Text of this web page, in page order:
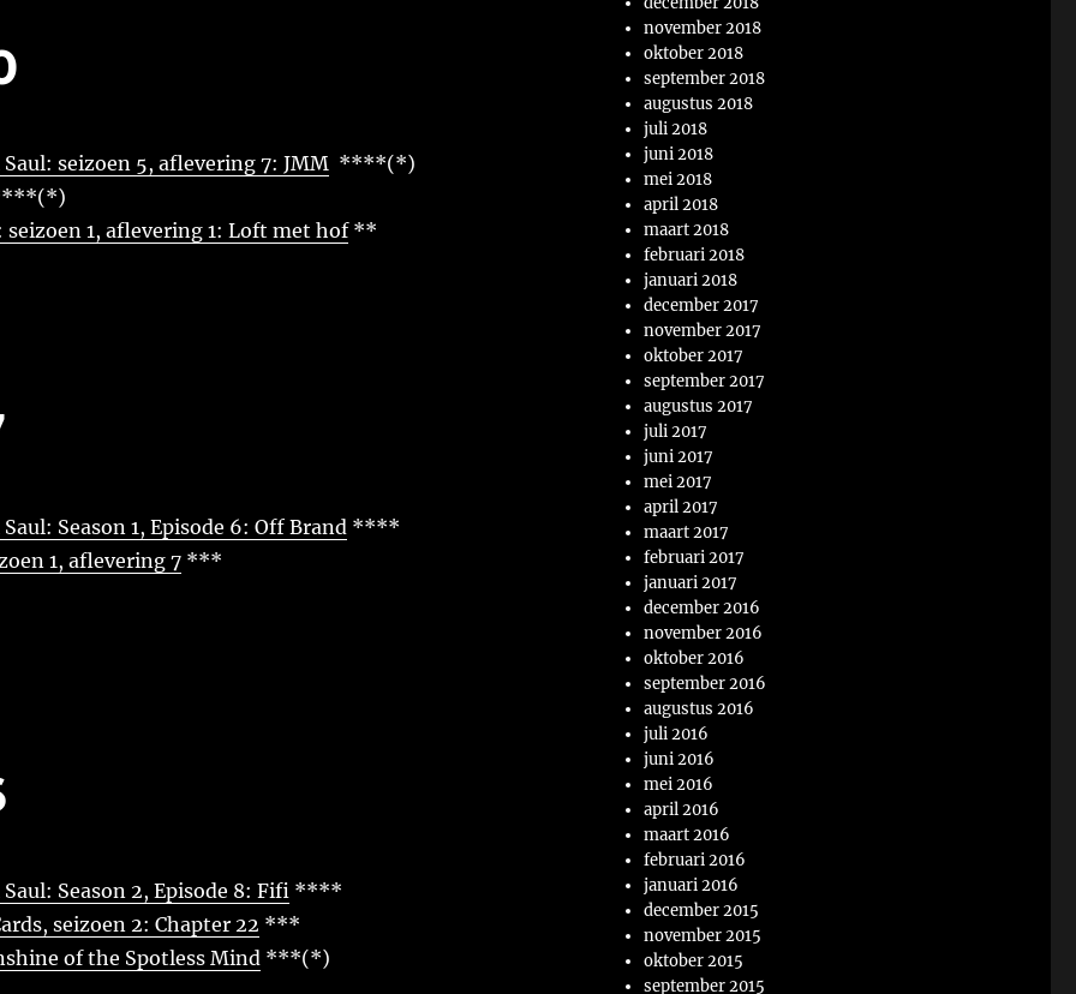
seizoen 5, aflevering 7: JMM****(*)
seizoen 1, aflevering 1: Loft met hof**
Season 1, Episode 6: Off Brand****
1, aflevering 7***
Season 2, Episode 8: Fifi****
seizoen 2: Chapter 22 ***
of the Spotless Mind***(*)
november 2018
oktober 2018
september 2018
augustus 2018
juli 2018
juni 2018
mei 2018
april 2018
maart 2018
februari 2018
januari 2018
december 2017
november 2017
oktober 2017
september 2017
augustus 2017
juli 2017
juni 2017
mei 2017
april 2017
maart 2017
februari 2017
januari 2017
december 2016
november 2016
oktober 2016
september 2016
augustus 2016
juli 2016
juni 2016
mei 2016
april 2016
maart 2016
februari 2016
januari 2016
december 2015
november 2015
oktober 2015
september 2015